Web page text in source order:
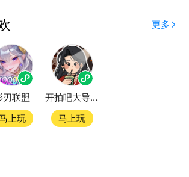
游戏平台，收录海量正版授权的高热
接搜索或者在小游戏 tab 发现热门
小游戏双平台畅玩
上和手机上双端都能直接畅玩微信小
应用宝客户端，第二步：一键登录，
更多
刃联盟
上玩
开拍吧大导演
马上玩